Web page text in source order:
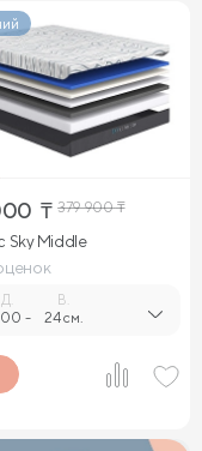
₸ 379 900₸
Sky Middle
Д.
-
В.
24 см.